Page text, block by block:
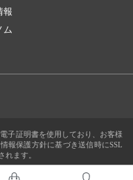
報
ム
子証明書を使用しており、お客様
報保護方針に基づき送信時にSSL
れます。